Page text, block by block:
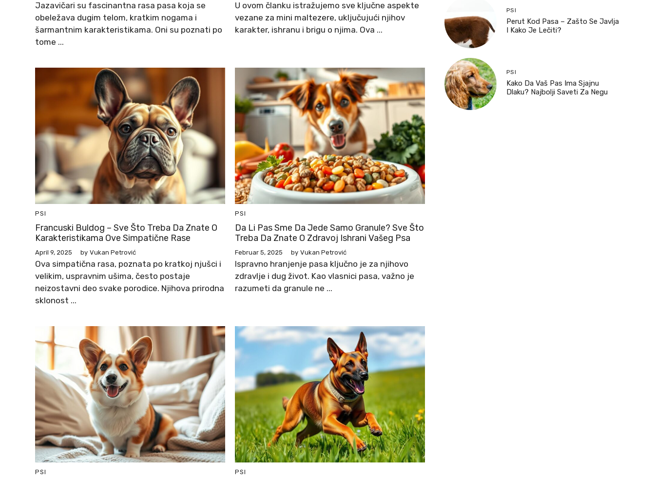
Jazavičari su fascinantna rasa pasa koja se
obeležava dugim telom, kratkim nogama i
šarmantnim karakteristikama. Oni su poznati po
tome ...
U ovom članku istražujemo sve ključne aspekte
vezane za mini maltezere, uključujući njihov
karakter, ishranu i brigu o njima. Ova ...
PSI
Francuski Buldog – Sve Što Treba Da Znate O
Karakteristikama Ove Simpatične Rase
April 9, 2025 by Vukan Petrović
Ova simpatična rasa, poznata po kratkoj njušci i
velikim, uspravnim ušima, često postaje
neizostavni deo svake porodice. Njihova prirodna
sklonost ...
PSI
Da Li Pas Sme Da Jede Samo Granule? Sve Što
Treba Da Znate O Zdravoj Ishrani Vašeg Psa
Februar 5, 2025 by Vukan Petrović
Ispravno hranjenje pasa ključno je za njihovo
zdravlje i dug život. Kao vlasnici pasa, važno je
razumeti da granule ne ...
PSI PSI
PSI
Perut Kod Pasa – Zašto Se Javlja
I Kako Je Lečiti?
PSI
Kako Da Vaš Pas Ima Sjajnu
Dlaku? Najbolji Saveti Za Negu